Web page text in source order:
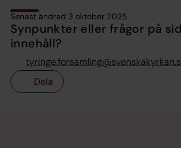
Senast ändrad 3 oktober 2025
Synpunkter eller frågor på
innehåll?
Dela